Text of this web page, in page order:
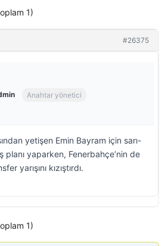
1)
#26375
Anahtar yönetici
yetişen Emin Bayram için sarı-
planı yaparken, Fenerbahçe’nin de
yarışını kızıştırdı.
1)